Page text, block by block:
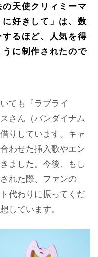
天使クリィミーマ
好きして」は、数
るほど、人気を得
に制作されたので
ても『ラブライ
さん（バンダイナム
りしています。キャ
わせた挿入歌やエン
ました。今後、もし
れた際、ファンの
代わりに振ってくだ
しています。